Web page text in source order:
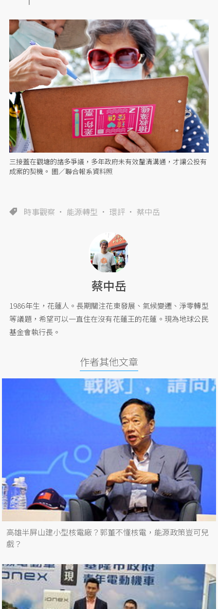
三接蓋在觀塘的諸多爭議，多年政府未有效釐清溝通，才讓公投有
成案的契機。 圖／聯合報系資料照
時事觀察 能源轉型 環評 蔡中岳
蔡中岳
1986年生，花蓮人。長期關注花東發展、氣候變遷、淨零轉型
等議題，希望可以一直住在沒有花蓮王的花蓮。現為地球公民
基金會執行長。
作者其他文章
高雄半屏山建小型核電廠？郭董不懂核電，能源政策豈可兒
戲？